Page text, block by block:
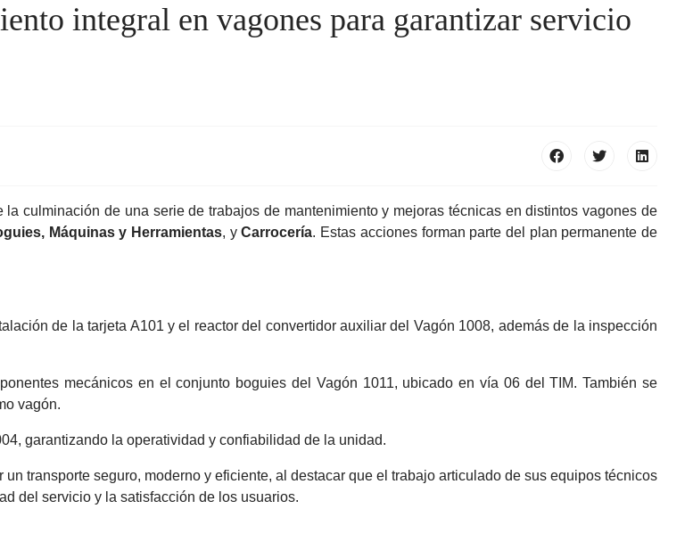
integral en vagones para garantizar servicio
culminación de una serie de trabajos de mantenimiento y mejoras técnicas en distintos vagones de
Máquinas y Herramientas, yCarrocería. Estas acciones forman parte del plan permanente de
de la tarjeta A101 y el reactor del convertidor auxiliar del Vagón 1008, además de la inspección
mecánicos en el conjunto boguies del Vagón 1011, ubicado en vía 06 del TIM. También se
vagón.
garantizando la operatividad y confiabilidad de la unidad.
transporte seguro, moderno y eficiente, al destacar que el trabajo articulado de sus equipos técnicos
del servicio y la satisfacción de los usuarios.